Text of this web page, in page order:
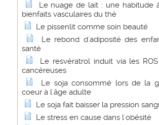
Le nuage de lait : une habitude
bienfaits vasculaires du thé
Le pissenlit comme soin beauté
Le rebond d'adiposité des
santé
Le resvératrol induit via les
cancéreuses
Le soja consommé lors de la
coeur à l'âge adulte
Le soja fait baisser la pression
Le stress en cause dans l'obésité